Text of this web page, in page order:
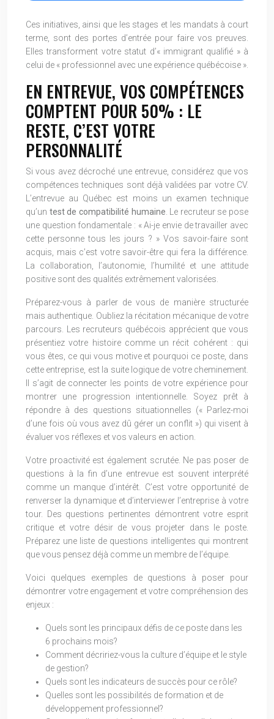
Ces initiatives, ainsi que les stages et les mandats à court
terme, sont des portes d’entrée pour faire vos preuves.
Elles transforment votre statut d’« immigrant qualifié » à
celui de « professionnel avec une expérience québécoise ».
EN ENTREVUE, VOS COMPÉTENCES
COMPTENT POUR 50% : LE
RESTE, C’EST VOTRE
PERSONNALITÉ
Si vous avez décroché une entrevue, considérez que vos
compétences techniques sont déjà validées par votre CV.
L’entrevue au Québec est moins un examen technique
qu’un test de compatibilité humaine. Le recruteur se pose
une question fondamentale : « Ai-je envie de travailler avec
cette personne tous les jours ? » Vos savoir-faire sont
acquis, mais c’est votre savoir-être qui fera la différence.
La collaboration, l’autonomie, l’humilité et une attitude
positive sont des qualités extrêmement valorisées.
Préparez-vous à parler de vous de manière structurée
mais authentique. Oubliez la récitation mécanique de votre
parcours. Les recruteurs québécois apprécient que vous
présentiez votre histoire comme un récit cohérent : qui
vous êtes, ce qui vous motive et pourquoi ce poste, dans
cette entreprise, est la suite logique de votre cheminement.
Il s’agit de connecter les points de votre expérience pour
montrer une progression intentionnelle. Soyez prêt à
répondre à des questions situationnelles (« Parlez-moi
d’une fois où vous avez dû gérer un conflit ») qui visent à
évaluer vos réflexes et vos valeurs en action.
Votre proactivité est également scrutée. Ne pas poser de
questions à la fin d’une entrevue est souvent interprété
comme un manque d’intérêt. C’est votre opportunité de
renverser la dynamique et d’interviewer l’entreprise à votre
tour. Des questions pertinentes démontrent votre esprit
critique et votre désir de vous projeter dans le poste.
Préparez une liste de questions intelligentes qui montrent
que vous pensez déjà comme un membre de l’équipe.
Voici quelques exemples de questions à poser pour
démontrer votre engagement et votre compréhension des
enjeux :
Quels sont les principaux défis de ce poste dans les
6 prochains mois?
Comment décririez-vous la culture d’équipe et le style
de gestion?
Quels sont les indicateurs de succès pour ce rôle?
Quelles sont les possibilités de formation et de
développement professionnel?